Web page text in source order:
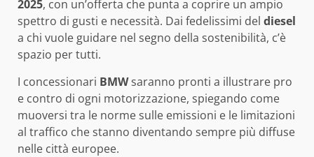
2025, con un’offerta che punta a coprire un ampio
spettro di gusti e necessità. Dai fedelissimi del diesel
a chi vuole guidare nel segno della sostenibilità, c’è
spazio per tutti.
I concessionari BMWsaranno pronti a illustrare pro
e contro di ogni motorizzazione, spiegando come
muoversi tra le norme sulle emissioni e le limitazioni
al traffico che stanno diventando sempre più diffuse
nelle città europee.